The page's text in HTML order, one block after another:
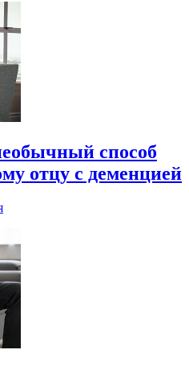
способ
отцу с деменцией